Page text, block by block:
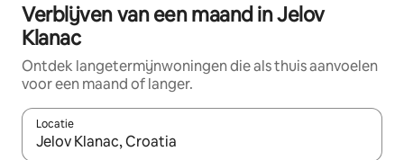
Verblijven van een maand in Jelov
Klanac
Ontdek langetermijnwoningen die als thuis aanvoelen
voor een maand of langer.
Locatie
Wanneer er resultaten beschikbaar zijn, maak je een keuze